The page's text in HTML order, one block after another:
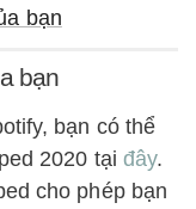
bạn
bạn
bạn có thể
2020 tại đây.
cho phép bạn